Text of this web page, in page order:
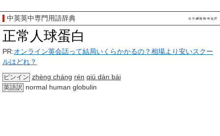
中英英中専門用語辞典
正常人球蛋白
PR:オンライン英会話って結局いくらかかるの？相場より安いスクー
ルはどれ？
ピンイン zhèng cháng rén qiú dàn bái
英語訳 normal human globulin